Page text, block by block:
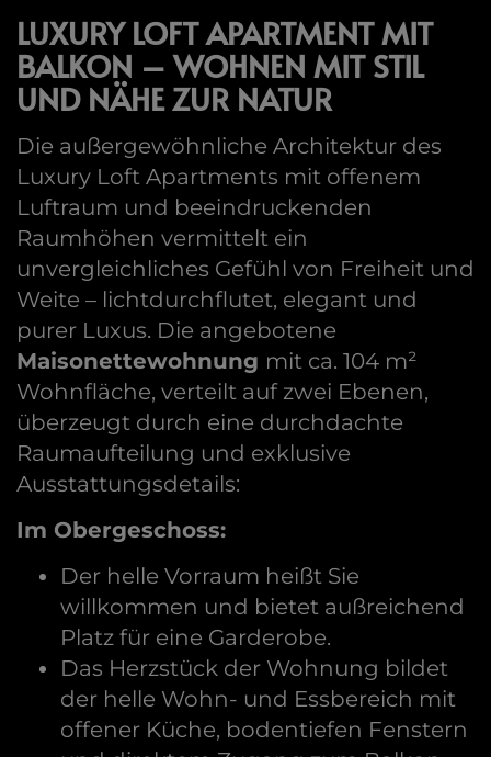
LUXURY LOFT APARTMENT MIT
BALKON – WOHNEN MIT STIL
UND NÄHE ZUR NATUR
Die außergewöhnliche Architektur des
Luxury Loft Apartments mit offenem
Luftraum und beeindruckenden
Raumhöhen vermittelt ein
unvergleichliches Gefühl von Freiheit und
Weite – lichtdurchflutet, elegant und
purer Luxus. Die angebotene
Maisonettewohnung mit ca. 104 m²
Wohnfläche, verteilt auf zwei Ebenen,
überzeugt durch eine durchdachte
Raumaufteilung und exklusive
Ausstattungsdetails:
Im Obergeschoss:
Der helle Vorraum heißt Sie
willkommen und bietet außreichend
Platz für eine Garderobe.
Das Herzstück der Wohnung bildet
der helle Wohn- und Essbereich mit
offener Küche, bodentiefen Fenstern